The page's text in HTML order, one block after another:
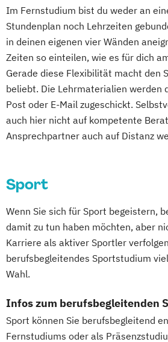
Abendstudium
Global Business
Inklusion und Teilhabe
Innovation und
Integrative Lerntherapie
Kommunikation und
Kommunikation und
Kommunikationsdesign
Lernpsychologie und
Management
Management im
Medien- und
Nachhaltigkeitsmanagement
Online Marketing
Personalpsychologie und
Im Fernstudium bist du weder an
Stundenplan noch Lehrzeiten
in deinen eigenen vier Wänden
Zeiten so einteilen, wie es für dich
Gerade diese Flexibilität macht den
beliebt. Die Lehrmaterialien werden
Post oder E-Mail zugeschickt.
auch hier nicht auf kompetente
Ansprechpartner auch auf Distanz
Sport
Wenn Sie sich für Sport begeistern,
damit zu tun haben möchten, aber
Karriere als aktiver Sportler
berufsbegleitendes Sportstudium
Wahl.
Infos zum berufsbegleitenden
Sport können Sie berufsbegleitend
Fernstudiums oder als